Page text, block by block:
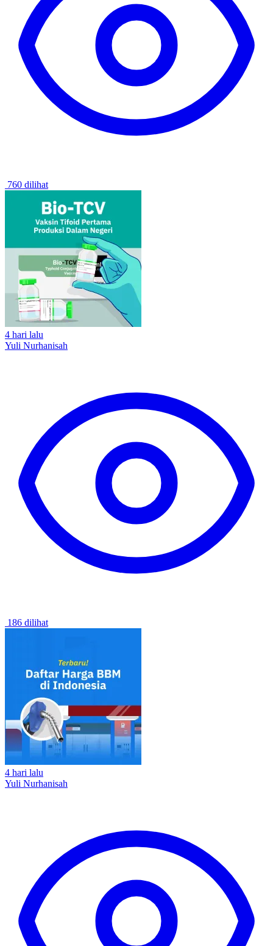
760 dilihat
4 hari lalu
Yuli Nurhanisah
186 dilihat
4 hari lalu
Yuli Nurhanisah